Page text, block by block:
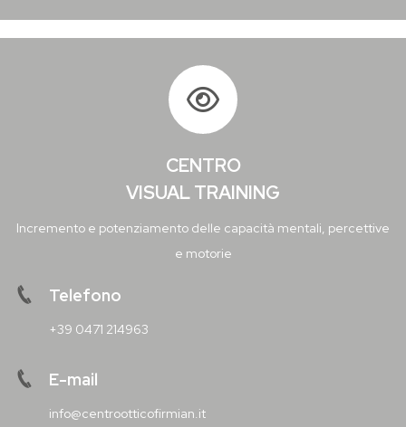
CENTRO
VISUAL TRAINING
Incremento e potenziamento delle capacità mentali, percettive
e motorie
Telefono
+39 0471 214963
E-mail
info@centrootticofirmian.it